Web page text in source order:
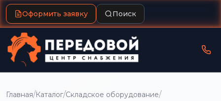
Оформить заявку Поиск
Главная/Каталог/Складское оборудование/